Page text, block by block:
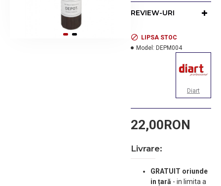
Pulverizator profesional,
practic si rezistent.
REVIEW-URI
22,00RON
LIPSA STOC
Model: DEPM004
Diart
Livrare:
GRATUIT oriunde
in țară - in limita a